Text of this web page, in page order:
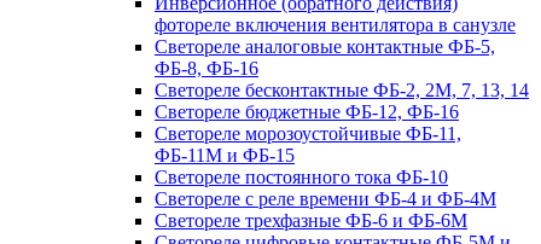
фотореле включения вентилятора в санузле
Светореле аналоговые контактные ФБ-5,
ФБ-8, ФБ-16
Светореле бесконтактные ФБ-2, 2М, 7, 13, 14
Светореле бюджетные ФБ-12, ФБ-16
Светореле морозоустойчивые ФБ-11,
ФБ-11М и ФБ-15
Светореле постоянного тока ФБ-10
Светореле с реле времени ФБ-4 и ФБ-4М
Светореле трехфазные ФБ-6 и ФБ-6М